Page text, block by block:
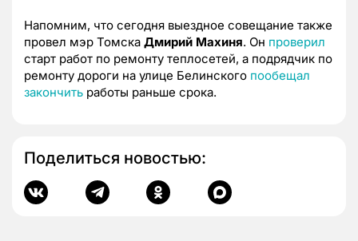
Напомним, что сегодня выездное совещание также
провел мэр Томска Дмирий Махиня. Он проверил
старт работ по ремонту теплосетей, а подрядчик по
ремонту дороги на улице Белинского пообещал
закончить работы раньше срока.
Поделиться новостью: